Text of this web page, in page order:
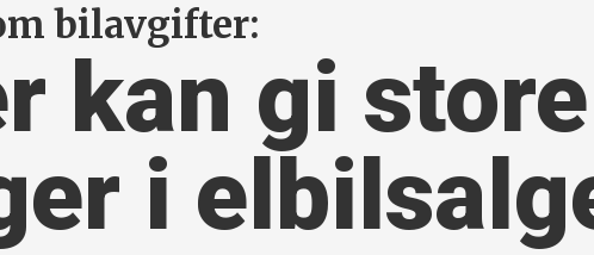
bilavgifter:
kan gi store
i